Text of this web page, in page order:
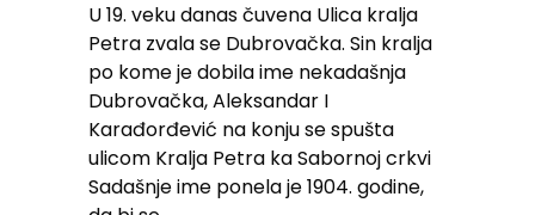
U 19. veku danas čuvena Ulica kralja
Petra zvala se Dubrovačka. Sin kralja
po kome je dobila ime nekadašnja
Dubrovačka, Aleksandar I
Karađorđević na konju se spušta
ulicom Kralja Petra ka Sabornoj crkvi
Sadašnje ime ponela je 1904. godine,